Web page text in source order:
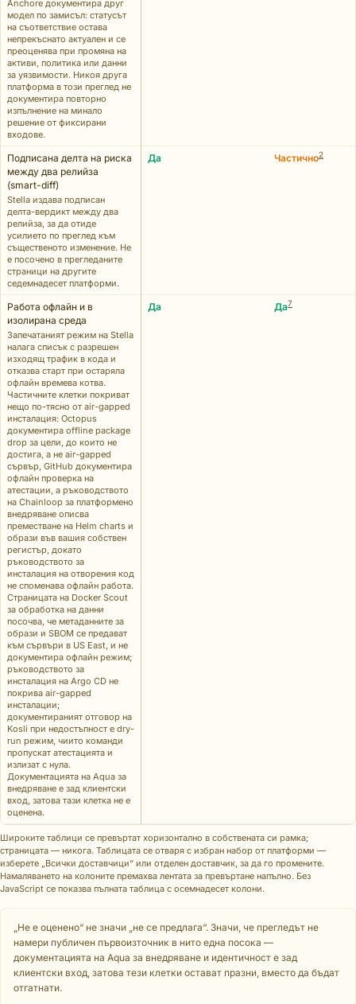
Anchore документира друг
модел по замисъл: статусът
на съответствие остава
непрекъснато актуален и се
преоценява при промяна на
активи, политика или данни
за уязвимости. Никоя друга
платформа в този преглед не
документира повторно
изпълнение на минало
решение от фиксирани
входове.
Подписана делта на риска
между два релийза
(smart-diff)
Stella издава подписан
делта-вердикт между два
релийза, за да отиде
усилието по преглед към
същественото изменение. Не
е посочено в прегледаните
страници на другите
седемнадесет платформи.
Да Частично2
Работа офлайн и в
изолирана среда
Запечатаният режим на Stella
налага списък с разрешен
изходящ трафик в кода и
отказва старт при остаряла
офлайн времева котва.
Частичните клетки покриват
нещо по-тясно от air-gapped
инсталация: Octopus
документира offline package
drop за цели, до които не
достига, а не air-gapped
сървър, GitHub документира
офлайн проверка на
атестации, а ръководството
на Chainloop за платформено
внедряване описва
преместване на Helm charts и
образи във вашия собствен
регистър, докато
ръководството за
инсталация на отворения код
не споменава офлайн работа.
Страницата на Docker Scout
за обработка на данни
посочва, че метаданните за
образи и SBOM се предават
към сървъри в US East, и не
документира офлайн режим;
ръководството за
инсталация на Argo CD не
покрива air-gapped
инсталации;
документираният отговор на
Kosli при недостъпност е dry-
run режим, чиито команди
пропускат атестацията и
излизат с нула.
Документацията на Aqua за
внедряване е зад клиентски
вход, затова тази клетка не е
оценена.
Да Да7
Широките таблици се превъртат хоризонтално в собствената си рамка;
страницата — никога. Таблицата се отваря с избран набор от платформи —
изберете „Всички доставчици“ или отделен доставчик, за да го промените.
Намаляването на колоните премахва лентата за превъртане напълно. Без
JavaScript се показва пълната таблица с осемнадесет колони.
„Не е оценено“ не значи „не се предлага“. Значи, че прегледът не
намери публичен първоизточник в нито една посока —
документацията на Aqua за внедряване и идентичност е зад
клиентски вход, затова тези клетки остават празни, вместо да бъдат
отгатнати.